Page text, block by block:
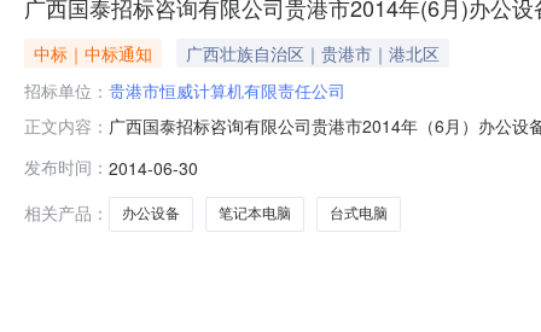
广西国泰招标咨询有限公司贵港市2014年(6月)办公
中标｜中标通知
广西壮族自治区｜贵港市｜港北区
招标单位： 贵港市恒威计算机有限责任公司
正文内容： 广西国泰招标咨询有限公司贵港市2014年（6月）办公
下：一、采购项目名称：贵港市2014年（6月）办公设
文件。三、首次公告媒
发布时间： 2014-06-30
相关产品：
办公设备 笔记本电脑 台式电脑